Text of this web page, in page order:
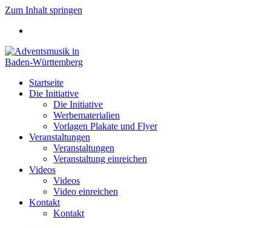
Zum Inhalt springen
Startseite
Die Initiative
Die Initiative
Werbematerialien
Vorlagen Plakate und Flyer
Veranstaltungen
Veranstaltungen
Veranstaltung einreichen
Videos
Videos
Video einreichen
Kontakt
Kontakt